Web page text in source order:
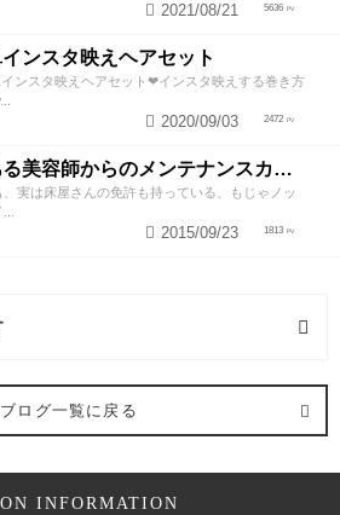
5636
2021/08/21
ンスタ映えヘアセット
ンスタ映えヘアセット❤︎インスタ映えする巻き方
2472
2020/09/03
とある美容師からのメンテナンスカットのススメ
、実は床屋さんの免許も持っている、もじゃノッ
1813
2015/09/23
事)
ブログ一覧に戻る
INFORMATION